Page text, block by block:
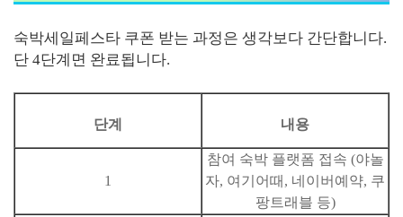
숙박세일페스타 쿠폰 받는 과정은 생각보다 간단합니다.
단 4단계면 완료됩니다.
단계 내용
1
참여 숙박 플랫폼 접속 (야놀
자, 여기어때, 네이버예약, 쿠
팡트래블 등)